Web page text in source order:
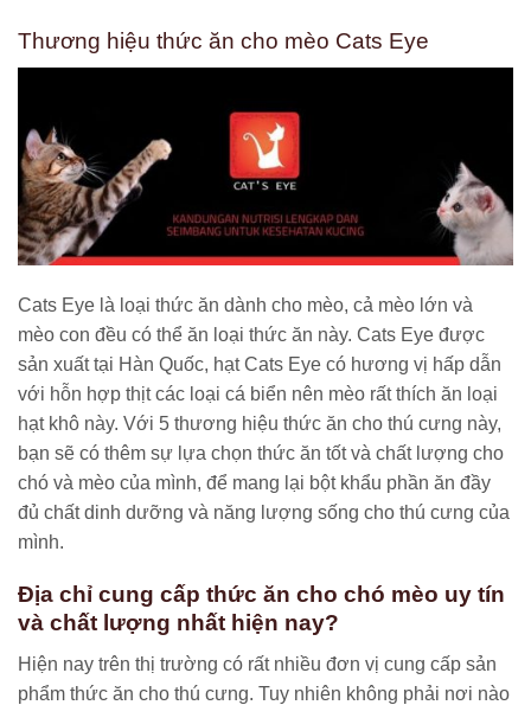
Thương hiệu thức ăn cho mèo Cats Eye
Cats Eye là loại thức ăn dành cho mèo, cả mèo lớn và
mèo con đều có thể ăn loại thức ăn này. Cats Eye được
sản xuất tại Hàn Quốc, hạt Cats Eye có hương vị hấp dẫn
với hỗn hợp thịt các loại cá biển nên mèo rất thích ăn loại
hạt khô này. Với 5 thương hiệu thức ăn cho thú cưng này,
bạn sẽ có thêm sự lựa chọn thức ăn tốt và chất lượng cho
chó và mèo của mình, để mang lại bột khẩu phần ăn đầy
đủ chất dinh dưỡng và năng lượng sống cho thú cưng của
mình.
Địa chỉ cung cấp thức ăn cho chó mèo uy tín
và chất lượng nhất hiện nay?
Hiện nay trên thị trường có rất nhiều đơn vị cung cấp sản
phẩm thức ăn cho thú cưng. Tuy nhiên không phải nơi nào